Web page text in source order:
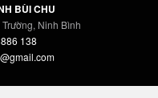
BÙI CHU
Ninh Bình
138